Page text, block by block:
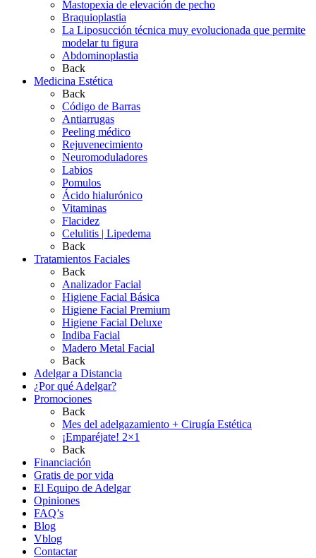
Mastopexia de elevación de pecho
Braquioplastia
La Liposucción técnica muy evolucionada que permite
modelar tu figura
Abdominoplastia
Back
Medicina Estética
Back
Código de Barras
Antiarrugas
Peeling médico
Rejuvenecimiento
Neuromoduladores
Labios
Pomulos
Ácido hialurónico
Vitaminas
Flacidez
Celulitis | Lipedema
Back
Tratamientos Faciales
Back
Analizador Facial
Higiene Facial Básica
Higiene Facial Premium
Higiene Facial Deluxe
Indiba Facial
Madero Metal Facial
Back
Adelgar a Distancia
¿Por qué Adelgar?
Promociones
Back
Mes del adelgazamiento + Cirugía Estética
¡Emparéjate! 2×1
Back
Financiación
Gratis de por vida
El Equipo de Adelgar
Opiniones
FAQ’s
Blog
Vblog
Contactar